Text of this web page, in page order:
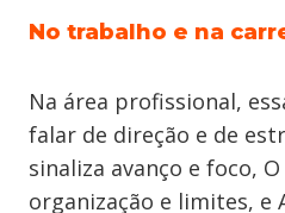
No trabalho e na
Na área profissional,
falar de direção e de
sinaliza avanço e foco,
organização e limites, e